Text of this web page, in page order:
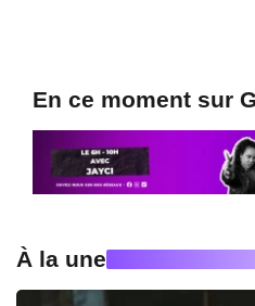
En ce moment sur
À la une